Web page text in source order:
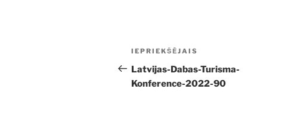
Ziņu
izvēlne
Iepriekšējā
ziņa:
IEPRIEKŠĒJAIS
Latvijas-Dabas-Turisma-
Konference-2022-90